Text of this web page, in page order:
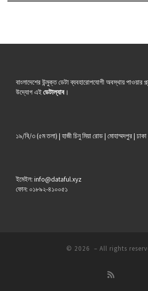
বাংলাদেশের উন্মুক্ত ডেটা ব্যবহারোপযোগী অবস্থায় পাওয়ার
উদ্যোগ এইডেটাল্যাব।
১৯/বি/৩ (৫ম তলা) | হাজী চিনু মিয়া রোড | মোহাম্মদপুর |
ইমেইল: info@dataful.xyz
ফোন: ০১৮৯২-৪১০০৫১
© 2026 – All rights